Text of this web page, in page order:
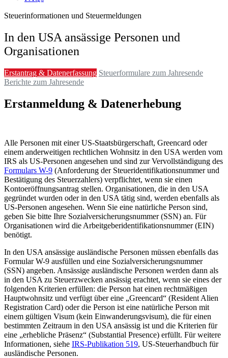
Steuerinformationen und Steuermeldungen
In den USA ansässige Personen und
Organisationen
Erstantrag & Datenerfassung Steuerformulare zum Jahresende
Berichte zum Jahresende
Erstanmeldung & Datenerhebung
Alle Personen mit einer US-Staatsbürgerschaft, Greencard oder
einem anderweitigen rechtlichen Wohnsitz in den USA werden vom
IRS als US-Personen angesehen und sind zur Vervollständigung des
Formulars W-9 (Anforderung der Steueridentifikationsnummer und
Bestätigung des Steuerzahlers) verpflichtet, wenn sie einen
Kontoeröffnungsantrag stellen. Organisationen, die in den USA
gegründet wurden oder in den USA tätig sind, werden ebenfalls als
US-Personen angesehen. Wenn Sie eine natürliche Person sind,
geben Sie bitte Ihre Sozialversicherungsnummer (SSN) an. Für
Organisationen wird die Arbeitgeberidentifikationsnummer (EIN)
benötigt.
In den USA ansässige ausländische Personen müssen ebenfalls das
Formular W-9 ausfüllen und eine Sozialversicherungsnummer
(SSN) angeben. Ansässige ausländische Personen werden dann als
in den USA zu Steuerzwecken ansässig erachtet, wenn sie eines der
folgenden Kriterien erfüllen: die Person hat einen rechtmäßigen
Hauptwohnsitz und verfügt über eine „Greencard“ (Resident Alien
Registration Card) oder die Person ist eine natürliche Person mit
einem gültigen Visum (kein Einwanderungsvisum), die für einen
bestimmten Zeitraum in den USA ansässig ist und die Kriterien für
eine „erhebliche Präsenz“ (Substantial Presence) erfüllt. Für weitere
Informationen, siehe IRS-Publikation 519, US-Steuerhandbuch für
ausländische Personen.